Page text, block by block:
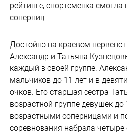
рейтинге, спортсменка
соперниц.
Достойно на краевом
Александр и Татьяна
каждый в своей группе.
мальчиков до 11 лет и в
очков. Его старшая сестра
возрастной группе девушек до
возрастными соперницами и
соревнования набрала четыре